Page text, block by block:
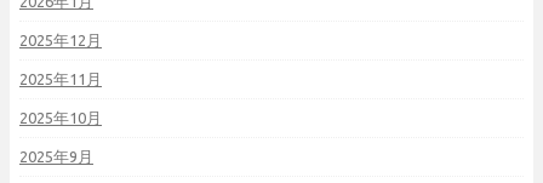
2025年12月
2025年11月
2025年10月
2025年9月